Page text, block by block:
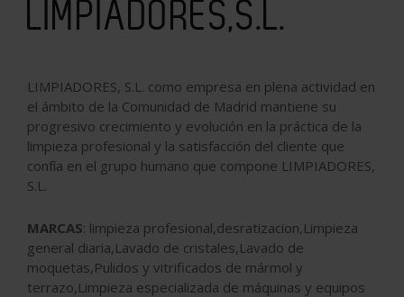
LIMPIADORES,S.L.
LIMPIADORES, S.L. como empresa en plena actividad en
el ámbito de la Comunidad de Madrid mantiene su
progresivo crecimiento y evolución en la práctica de la
limpieza profesional y la satisfacción del cliente que
confía en el grupo humano que compone LIMPIADORES,
S.L.
MARCAS: limpieza profesional,desratizacion,Limpieza
general diaria,Lavado de cristales,Lavado de
moquetas,Pulidos y vitrificados de mármol y
terrazo,Limpieza especializada de máquinas y equipos